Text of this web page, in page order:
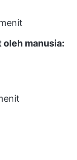
manusia: